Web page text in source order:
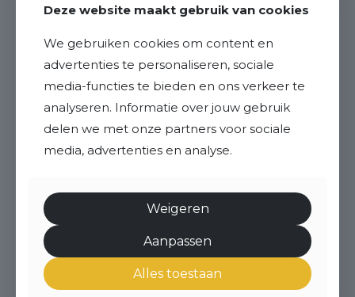
Deze website maakt gebruik van cookies
We gebruiken cookies om content en
advertenties te personaliseren, sociale
media-functies te bieden en ons verkeer te
analyseren. Informatie over jouw gebruik
delen we met onze partners voor sociale
media, advertenties en analyse.
Weigeren
Aanpassen
Alles toestaan